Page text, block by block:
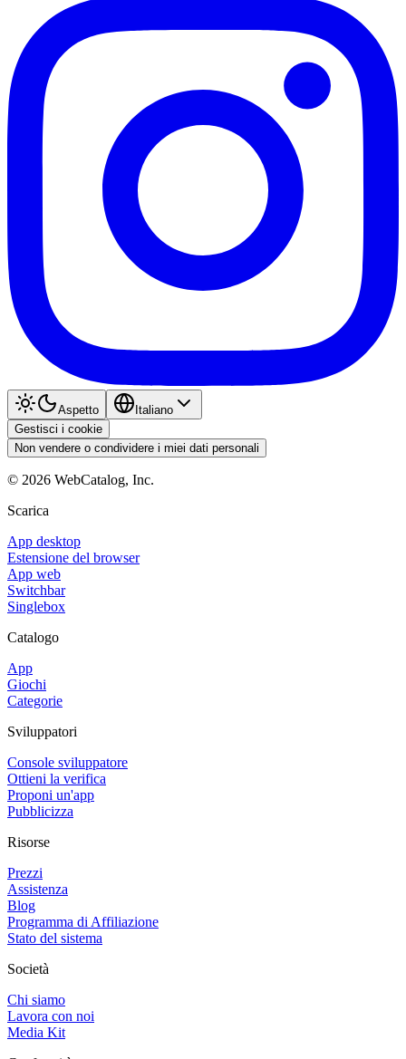
Aspetto
Italiano
Gestisci i cookie
Non vendere o condividere i miei dati personali
© 2026 WebCatalog, Inc.
Scarica
App desktop
Estensione del browser
App web
Switchbar
Singlebox
Catalogo
App
Giochi
Categorie
Sviluppatori
Console sviluppatore
Ottieni la verifica
Proponi un'app
Pubblicizza
Risorse
Prezzi
Assistenza
Blog
Programma di Affiliazione
Stato del sistema
Società
Chi siamo
Lavora con noi
Media Kit